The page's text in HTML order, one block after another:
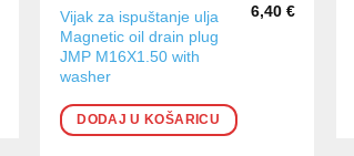
Vijak za ispuštanje ulja
Magnetic oil drain plug
JMP M16X1.50 with
washer
6,40 €
DODAJ U KOŠARICU